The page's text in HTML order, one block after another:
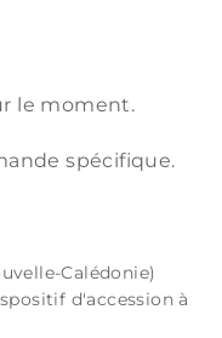
le moment.
spécifique.
Calédonie)
d'accession à